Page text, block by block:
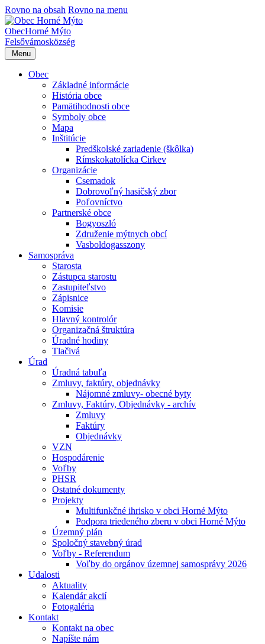
Rovno na obsah Rovno na menu
ObecHorné Mýto
Felsővámosközség
Menu
Obec
Základné informácie
História obce
Pamätihodnosti obce
Symboly obce
Mapa
Inštitúcie
Predškolské zariadenie (škôlka)
Rímskokatolícka Cirkev
Organizácie
Csemadok
Dobrovoľný hasičský zbor
Poľovníctvo
Partnerské obce
Bogyoszló
Združenie mýtnych obcí
Vasboldogasszony
Samospráva
Starosta
Zástupca starostu
Zastupiteľstvo
Zápisnice
Komisie
Hlavný kontrolór
Organizačná štruktúra
Úradné hodiny
Tlačivá
Úrad
Úradná tabuľa
Zmluvy, faktúry, objednávky
Nájomné zmluvy- obecné byty
Zmluvy, Faktúry, Objednávky - archív
Zmluvy
Faktúry
Objednávky
VZN
Hospodárenie
Voľby
PHSR
Ostatné dokumenty
Projekty
Multifunkčné ihrisko v obci Horné Mýto
Podpora triedeného zberu v obci Horné Mýto
Územný plán
Spoločný stavebný úrad
Voľby - Referendum
Voľby do orgánov územnej samosprávy 2026
Udalosti
Aktuality
Kalendár akcií
Fotogaléria
Kontakt
Kontakt na obec
Napíšte nám